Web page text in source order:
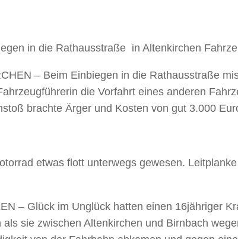
in die Rathausstraße in Altenkirchen
– Beim Einbiegen in die Rathausstraße
die Vorfahrt eines anderen
brachte Ärger und Kosten von gut 3.000
etwas flott unterwegs gewesen.
– Glück im Unglück hatten einen 16jähriger
als sie zwischen Altenkirchen und Birnbach